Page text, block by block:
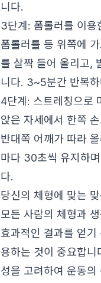
니다.
3단계: 폼롤러를 이용
폼롤러를 등 위쪽에
를 살짝 들어 올리고,
니다. 3~5분간 반복
4단계: 스트레칭으로
앉은 자세에서 한쪽
반대쪽 어깨가 따라
마다 30초씩 유지하
다.
당신의 체형에 맞는
모든 사람의 체형과
효과적인 결과를 얻
용하는 것이 중요합
성을 고려하여 운동의